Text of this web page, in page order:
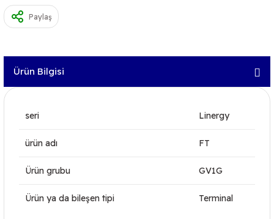
Paylaş
Ürün Bilgisi
seri Linergy
ürün adı FT
Ürün grubu GV1G
Ürün ya da bileşen tipi Terminal